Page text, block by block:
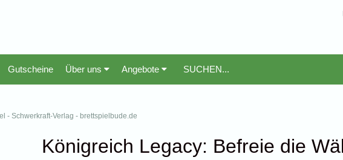
Gutscheine Über uns Angebote
- Schwerkraft-Verlag - brettspielbude.de
Königreich Legacy: Befreie die